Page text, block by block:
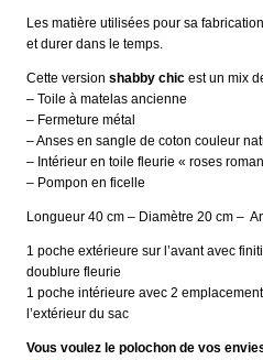
Les matière utilisées pour sa
et durer dans le temps.
Cette version shabby chic est un mix
– Toile à matelas ancienne
– Fermeture métal
– Anses en sangle de coton couleur
– Intérieur en toile fleurie « roses
– Pompon en ficelle
Longueur 40 cm – Diamètre 20 cm –
1 poche extérieure sur l’avant avec
doublure fleurie
1 poche intérieure avec 2
l’extérieur du sac
Vous voulez le polochon de vos